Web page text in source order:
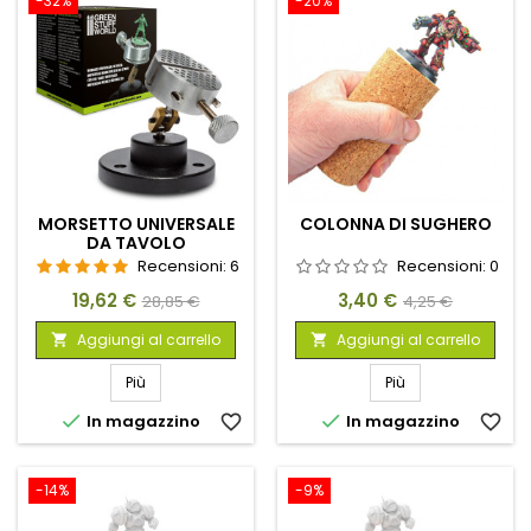
MORSETTO UNIVERSALE
DA TAVOLO
Recensioni: 6
Prezzo
19,62 € Prezzo
base
28,85 €
 Aggiungi al carrello
Più
 In magazzino favorite_border
COLONNA DI SUGHERO
Recensioni: 0
Prezzo
3,40 € Prezzo
base
4,25 €
 Aggiungi al carrello
Più
 In magazzino favorite_border
-14% -9%